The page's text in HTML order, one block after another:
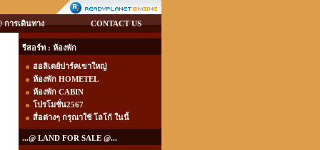
การเดินทาง CONTACT US
รีสอร์ท : ห้องพัก
ฮอลิเดย์ปาร์คเขาใหญ่
ห้องพัก HOMETEL
ห้องพัก CABIN
โปรโมชั่น2567
สื่อต่างๆ กรุณาใช้ โลโก้ ในนี้
...@ LAND FOR SALE @...